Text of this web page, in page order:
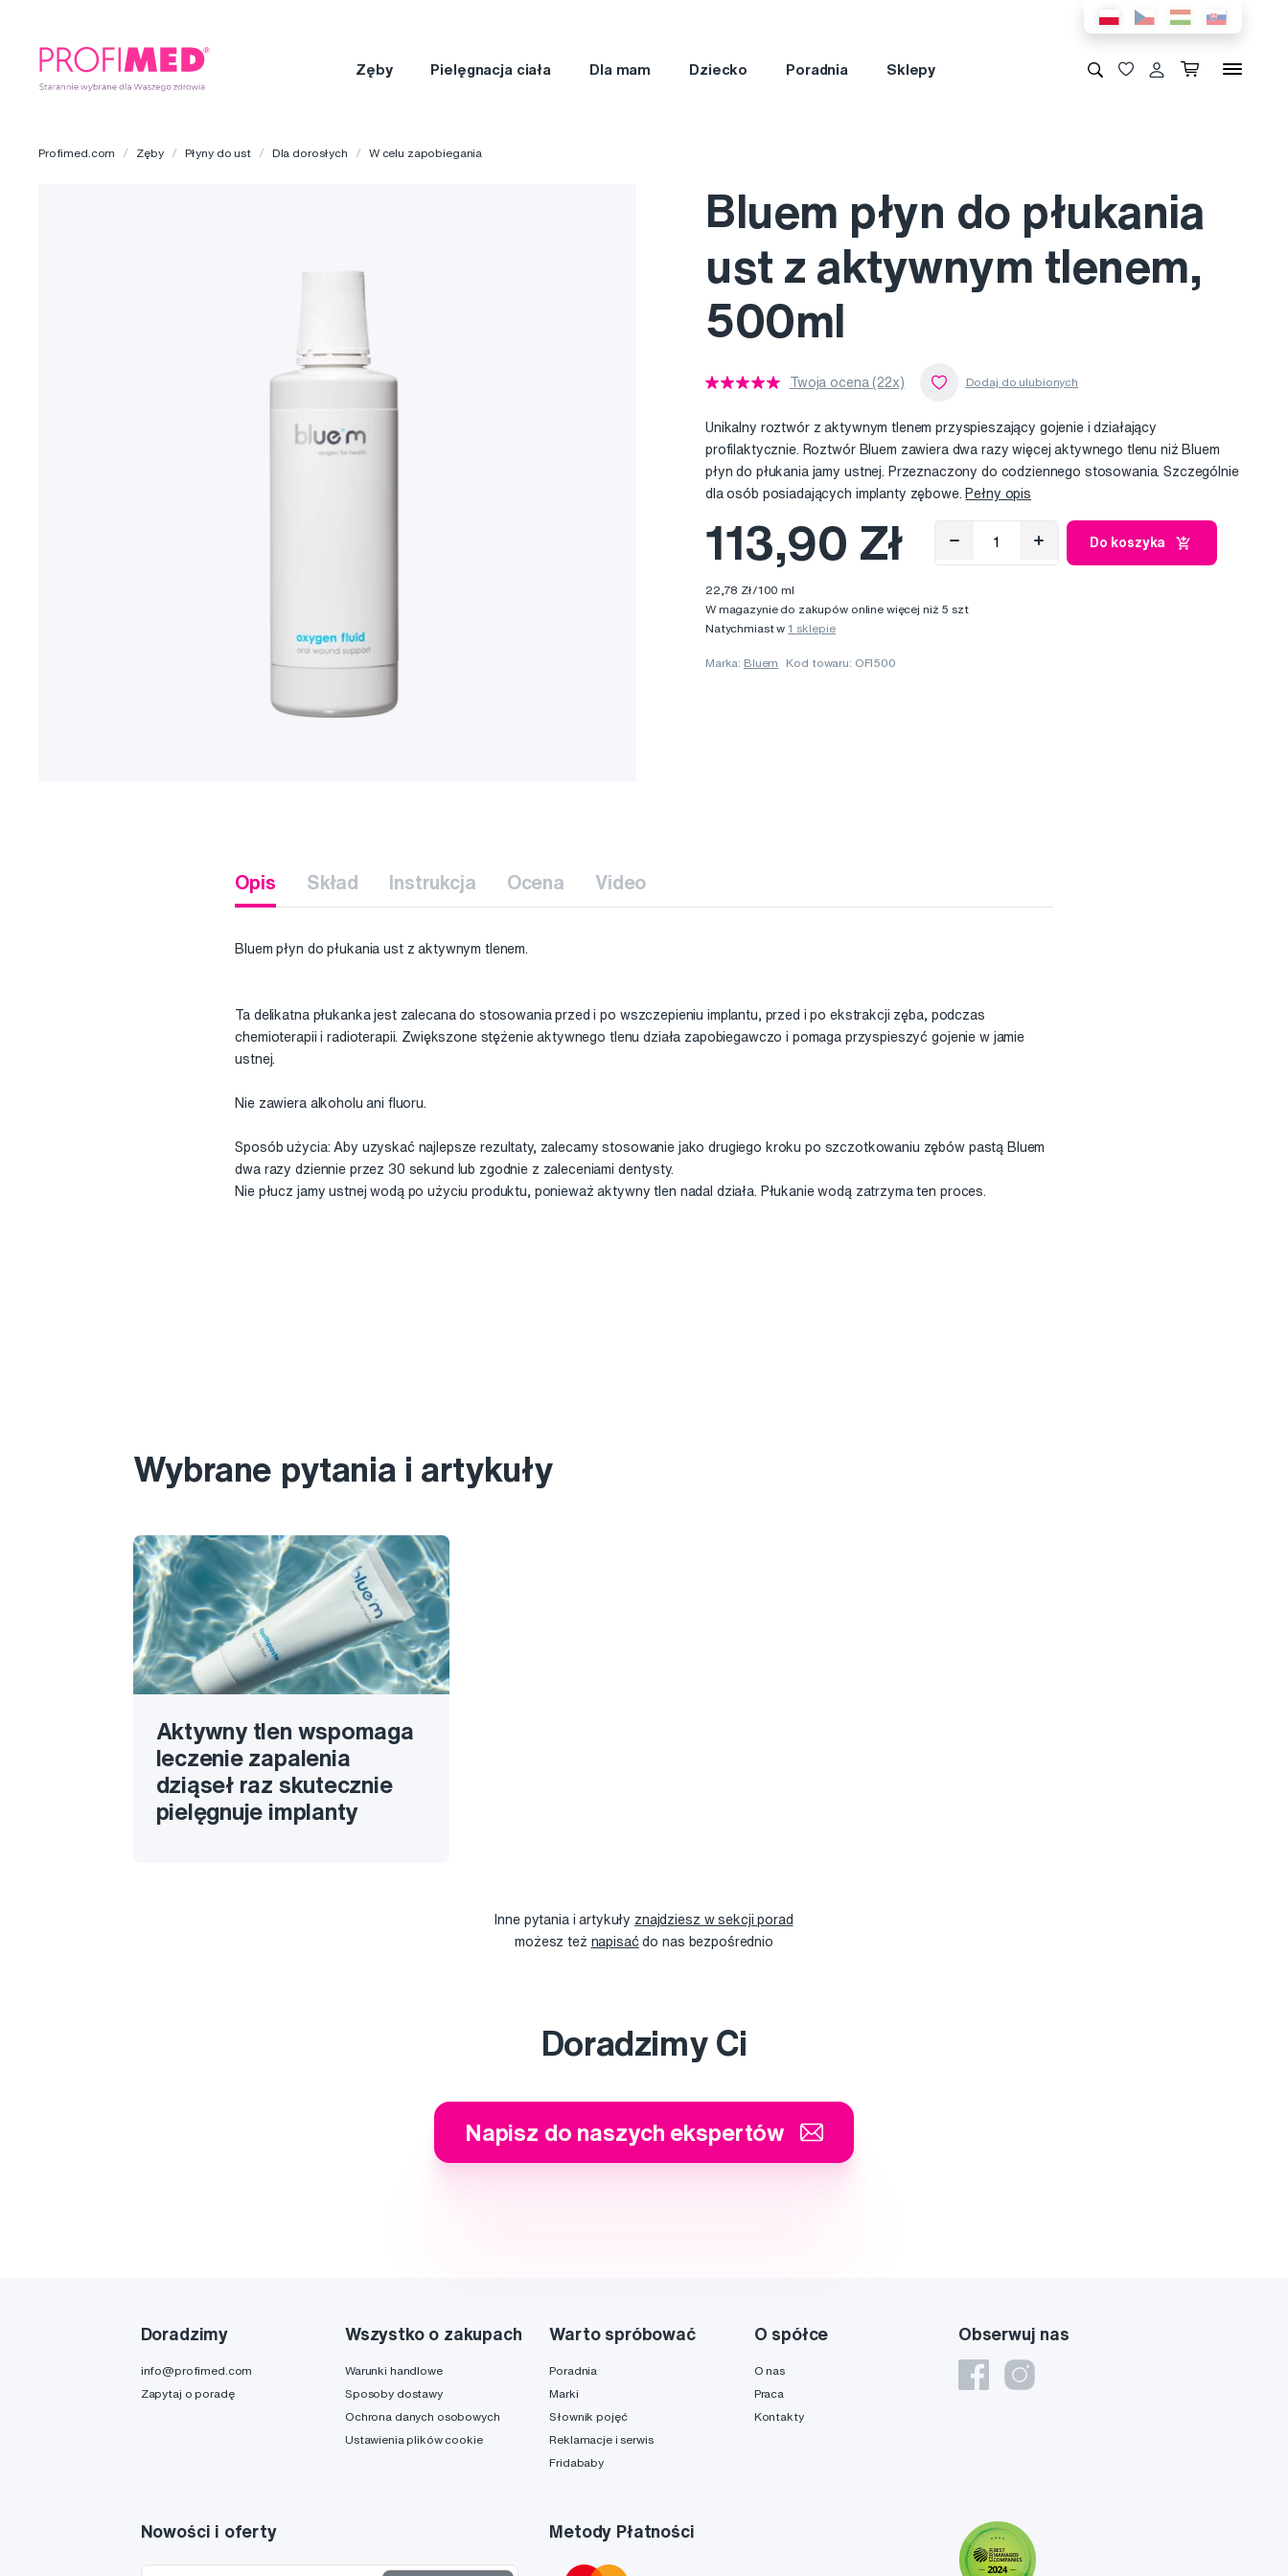
Zęby Pielęgnacja ciała Dla mam Dziecko Poradnia Sklepy
Profimed.com Zęby Płyny do ust Dla dorosłych W celu zapobiegania
Bluem płyn do płukania
ust z aktywnym tlenem,
500ml
Twoja ocena (22x)
Unikalny roztwór z aktywnym tlenem przyspieszający gojenie i działający
profilaktycznie. Roztwór Bluem zawiera dwa razy więcej aktywnego tlenu niż Bluem
płyn do płukania jamy ustnej. Przeznaczony do codziennego stosowania. Szczególnie
dla osób posiadających implanty zębowe. Pełny opis
113,90 Zł Do koszyka
22,78 Zł/100 ml
W magazynie do zakupów online więcej niż 5 szt
Natychmiast w1 sklepie
Marka: Bluem Kod towaru: OFI500
Opis Skład Instrukcja Ocena Video
Bluem płyn do płukania ust z aktywnym tlenem.
Ta delikatna płukanka jest zalecana do stosowania przed i po wszczepieniu implantu, przed i po ekstrakcji zęba, podczas
chemioterapii i radioterapii. Zwiększone stężenie aktywnego tlenu działa zapobiegawczo i pomaga przyspieszyć gojenie w jamie
ustnej.
Nie zawiera alkoholu ani fluoru.
Sposób użycia: Aby uzyskać najlepsze rezultaty, zalecamy stosowanie jako drugiego kroku po szczotkowaniu zębów pastą Bluem
dwa razy dziennie przez 30 sekund lub zgodnie z zaleceniami dentysty.
Nie płucz jamy ustnej wodą po użyciu produktu, ponieważ aktywny tlen nadal działa. Płukanie wodą zatrzyma ten proces.
Wybrane pytania i artykuły
Aktywny tlen wspomaga
leczenie zapalenia
dziąseł raz skutecznie
pielęgnuje implanty
Inne pytania i artykuły znajdziesz w sekcji porad
możesz też napisać do nas bezpośrednio
Doradzimy Ci
Napisz do naszych ekspertów
Obserwuj nas
Doradzimy
info@profimed.com
Zapytaj o poradę
Wszystko o zakupach
Warunki handlowe
Sposoby dostawy
Ochrona danych osobowych
Ustawienia plików cookie
Warto spróbować
Poradnia
Marki
Słownik pojęć
Reklamacje i serwis
Fridababy
O spółce
O nas
Praca
Kontakty
Nowości i oferty Metody Płatności